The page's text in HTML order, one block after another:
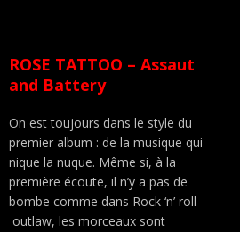
ROSE TATTOO – Assaut
and Battery
On est toujours dans le style du
premier album : de la musique qui
nique la nuque. Même si, à la
première écoute, il n’y a pas de
bombe comme dans Rock ‘n’ roll
outlaw, les morceaux sont